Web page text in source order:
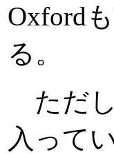
Oxford
る。
ただし
入って